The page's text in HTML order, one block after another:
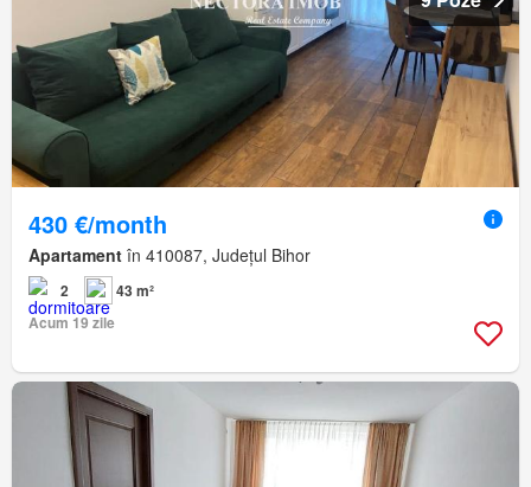
430 €/month
Apartament în 410087, Județul Bihor
2
43 m²
Acum 19 zile